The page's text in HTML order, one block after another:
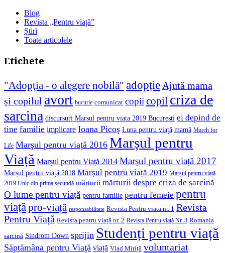
Blog
Revista „Pentru viață”
Știri
Toate articolele
Etichete
"Adopţia - o alegere nobilă" adopție Ajută mama
și copilul avort bucurie comunicat copii copil criza de
sarcina discursuri Marsul pentru viata 2019 Bucuresti ei depind de
tine familie implicare Ioana Picoş Luna pentru viață mamă March for
Life Marşul pentru viaţă 2016 Marșul pentru
Viață Marșul pentru Viață 2014 Marșul pentru viață 2017
Marșul pentru viață 2018 Marșul pentru viață 2019 Marșul pentru viață
2019 Unic din prima secundă mărturii mărturii despre criza de sarcină
O lume pentru viață pentru familie pentru femeie pentru
viață pro-viață responsabilitate Revista Pentru viata nr. 1 Revista
Pentru Viață Revista pentru viață nr. 2 Revista Pentru viață Nr. 3 Romania
sarcină Sindrom Down sprijin Studenți pentru viață
Săptămâna pentru Viaţă viață Vlad Miriță voluntariat